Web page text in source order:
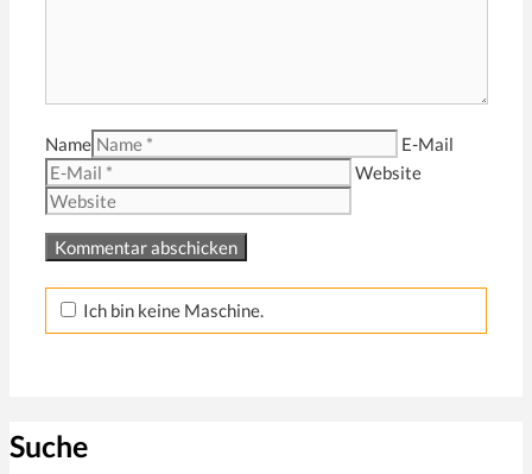
Name
E-Mail
Website
Ich bin keine Maschine.
Suche